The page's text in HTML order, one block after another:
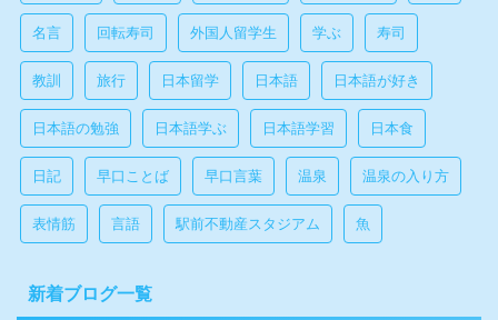
名言 回転寿司 外国人留学生 学ぶ 寿司
教訓 旅行 日本留学 日本語 日本語が好き
日本語の勉強 日本語学ぶ 日本語学習 日本食
日記 早口ことば 早口言葉 温泉 温泉の入り方
表情筋 言語 駅前不動産スタジアム 魚
新着ブログ一覧